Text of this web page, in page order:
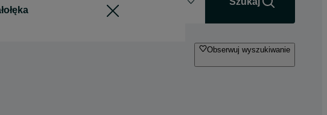
Obserwuj wyszukiwanie